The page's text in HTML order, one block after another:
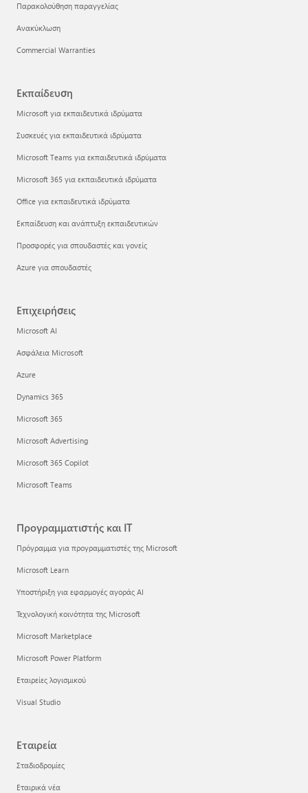
Παρακολούθηση παραγγελίας
Ανακύκλωση
Commercial Warranties
Εκπαίδευση
Microsoft για εκπαιδευτικά ιδρύματα
Συσκευές για εκπαιδευτικά ιδρύματα
Microsoft Teams για εκπαιδευτικά ιδρύματα
Microsoft 365 για εκπαιδευτικά ιδρύματα
Office για εκπαιδευτικά ιδρύματα
Εκπαίδευση και ανάπτυξη εκπαιδευτικών
Προσφορές για σπουδαστές και γονείς
Azure για σπουδαστές
Επιχειρήσεις
Microsoft AI
Ασφάλεια Microsoft
Azure
Dynamics 365
Microsoft 365
Microsoft Advertising
Microsoft 365 Copilot
Microsoft Teams
Προγραμματιστής και IT
Πρόγραμμα για προγραμματιστές της Microsoft
Microsoft Learn
Υποστήριξη για εφαρμογές αγοράς AI
Τεχνολογική κοινότητα της Microsoft
Microsoft Marketplace
Microsoft Power Platform
Εταιρείες λογισμικού
Visual Studio
Εταιρεία
Σταδιοδρομίες
Εταιρικά νέα